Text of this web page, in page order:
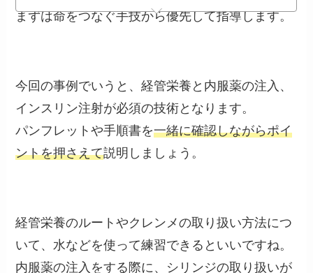
まずは命をつなぐ手技から優先して指導します。
今回の事例でいうと、経管栄養と内服薬の注入、
インスリン注射が必須の技術となります。
パンフレットや手順書を一緒に確認しながらポイ
ントを押さえて説明しましょう。
経管栄養のルートやクレンメの取り扱い方法につ
いて、水などを使って練習できるといいですね。
内服薬の注入をする際に、シリンジの取り扱いが